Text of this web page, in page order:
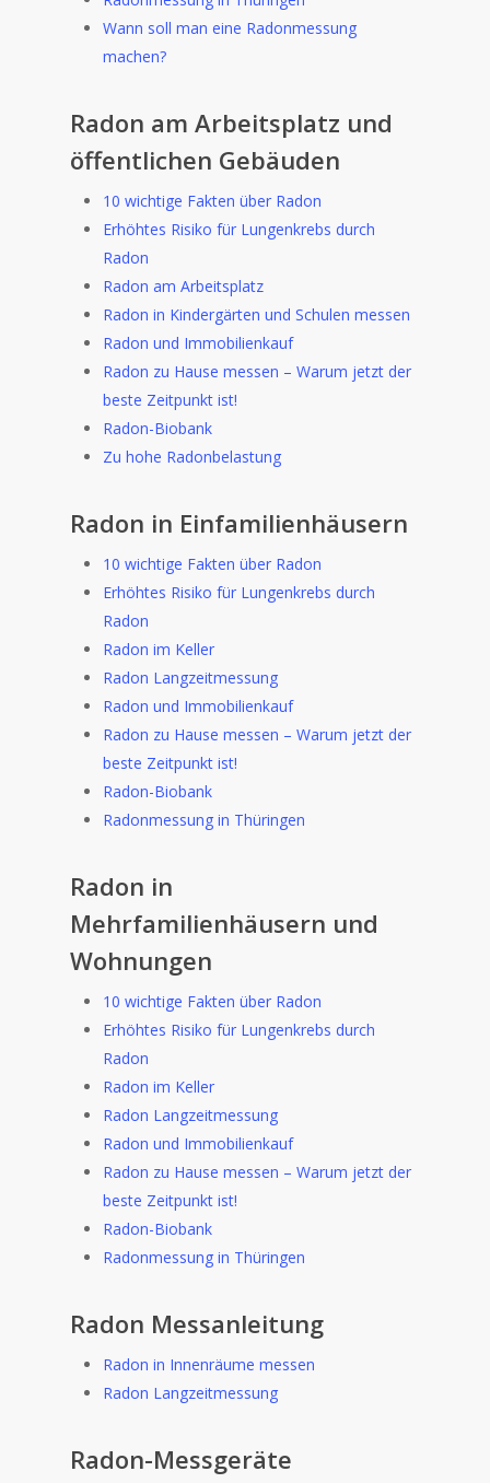
Wann soll man eine Radonmessung
machen?
Radon am Arbeitsplatz und
öffentlichen Gebäuden
10 wichtige Fakten über Radon
Erhöhtes Risiko für Lungenkrebs durch
Radon
Radon am Arbeitsplatz
Radon in Kindergärten und Schulen messen
Radon und Immobilienkauf
Radon zu Hause messen – Warum jetzt der
beste Zeitpunkt ist!
Radon-Biobank
Zu hohe Radonbelastung
Radon in Einfamilienhäusern
10 wichtige Fakten über Radon
Erhöhtes Risiko für Lungenkrebs durch
Radon
Radon im Keller
Radon Langzeitmessung
Radon und Immobilienkauf
Radon zu Hause messen – Warum jetzt der
beste Zeitpunkt ist!
Radon-Biobank
Radonmessung in Thüringen
Radon in
Mehrfamilienhäusern und
Wohnungen
10 wichtige Fakten über Radon
Erhöhtes Risiko für Lungenkrebs durch
Radon
Radon im Keller
Radon Langzeitmessung
Radon und Immobilienkauf
Radon zu Hause messen – Warum jetzt der
beste Zeitpunkt ist!
Radon-Biobank
Radonmessung in Thüringen
Radon Messanleitung
Radon in Innenräume messen
Radon Langzeitmessung
Radon-Messgeräte